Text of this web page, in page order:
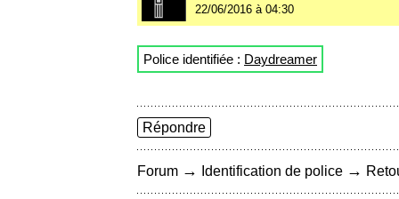
22/06/2016 à 04:30
Police identifiée : Daydreamer
Répondre
Forum → Identification de police →